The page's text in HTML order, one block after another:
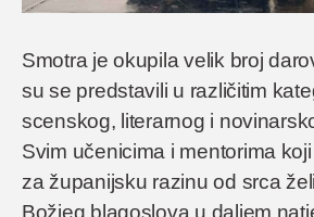
Smotra je okupila velik broj
su se predstavili u različitim
scenskog, literarnog i
Svim učenicima i mentorima
za županijsku razinu od srca
Božjeg blagoslova u daljem